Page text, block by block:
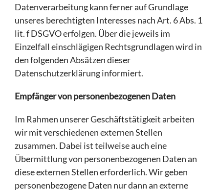
Datenverarbeitung kann ferner auf Grundlage
unseres berechtigten Interesses nach Art. 6 Abs. 1
lit. f DSGVO erfolgen. Über die jeweils im
Einzelfall einschlägigen Rechtsgrundlagen wird in
den folgenden Absätzen dieser
Datenschutzerklärung informiert.
Empfänger von personenbezogenen Daten
Im Rahmen unserer Geschäftstätigkeit arbeiten
wir mit verschiedenen externen Stellen
zusammen. Dabei ist teilweise auch eine
Übermittlung von personenbezogenen Daten an
diese externen Stellen erforderlich. Wir geben
personenbezogene Daten nur dann an externe